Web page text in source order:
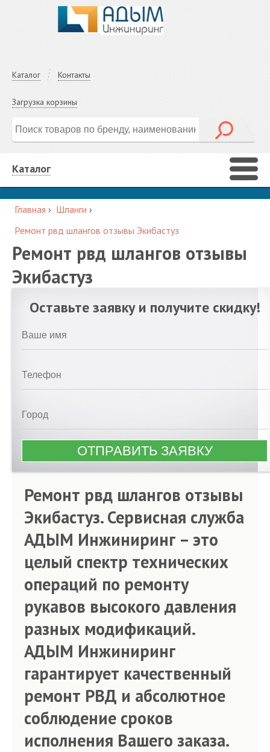
Каталог Контакты
Загрузка корзины
Каталог
Главная › Шланги ›
Ремонт рвд шлангов отзывы Экибастуз
Ремонт рвд шлангов отзывы
Экибастуз
Оставьте заявку и получите скидку!
Ремонт рвд шлангов отзывы
Экибастуз. Сервисная служба
АДЫМ Инжиниринг – это
целый спектр технических
операций по ремонту
рукавов высокого давления
разных модификаций.
АДЫМ Инжиниринг
гарантирует качественный
ремонт РВД и абсолютное
соблюдение сроков
исполнения Вашего заказа.